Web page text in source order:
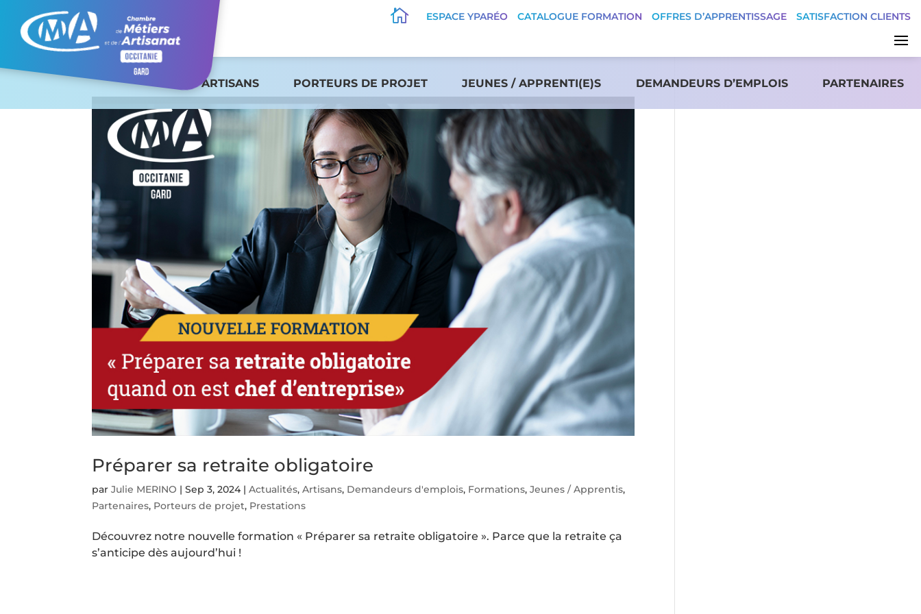
 ESPACE YPARÉO CATALOGUE FORMATION OFFRES D’APPRENTISSAGE SATISFACTION CLIENTS
ARTISANS PORTEURS DE PROJET JEUNES / APPRENTI(E)S DEMANDEURS D’EMPLOIS PARTENAIRES
Préparer sa retraite obligatoire
parJulie MERINO |Sep 3, 2024|Actualités,Artisans, Demandeurs d'emplois, Formations,Jeunes / Apprentis,
Partenaires, Porteurs de projet, Prestations
Découvrez notre nouvelle formation « Préparer sa retraite obligatoire ». Parce que la retraite ça
s’anticipe dès aujourd’hui !